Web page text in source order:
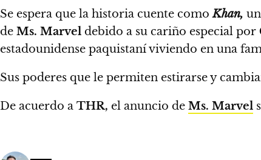
Se espera que la historia cuente comoKhan,
de Ms. Marvel debido a su cariño especial por
estadounidense paquistaní viviendo en una
Sus poderes que le permiten estirarse y
De acuerdo a THR, el anuncio de Ms. Marvel